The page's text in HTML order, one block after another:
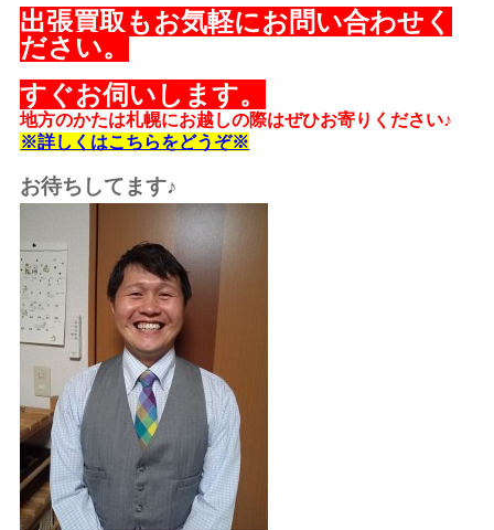
出張買取もお気軽にお問い合わせく
ださい。
すぐお伺いします。
地方のかたは札幌にお越しの際はぜひお寄りください♪
※詳しくはこちらをどうぞ※
お待ちしてます♪